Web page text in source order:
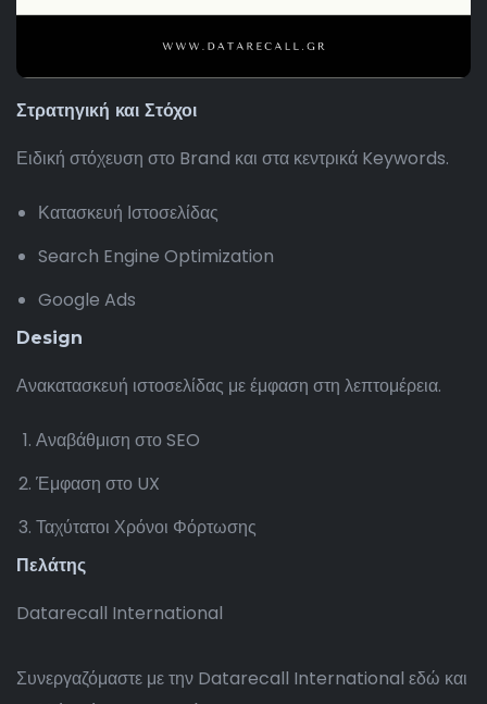
Στρατηγική και Στόχοι
Ειδική στόχευση στο Brand και στα κεντρικά Keywords.
Κατασκευή Ιστοσελίδας
Search Engine Optimization
Google Ads
Design
Ανακατασκευή ιστοσελίδας με έμφαση στη λεπτομέρεια.
Αναβάθμιση στο SEO
Έμφαση στο UX
Ταχύτατοι Χρόνοι Φόρτωσης
Πελάτης
Datarecall International
Συνεργαζόμαστε με την Datarecall International εδώ και